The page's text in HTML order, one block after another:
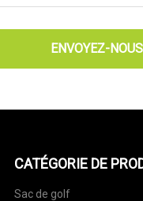
ENVOYEZ-NOUS
CATÉGORIE DE
Sac de golf